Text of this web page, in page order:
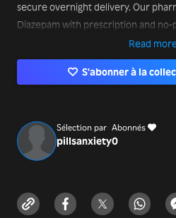
secure overnight delivery. Our
Diazepam with prescription and
complete flexibility. Customers
checkout, and fast nationwide
genuine medications, affordable
Read
S'abonner à la
Sélection par
pillsanxiety
Abonnés
0